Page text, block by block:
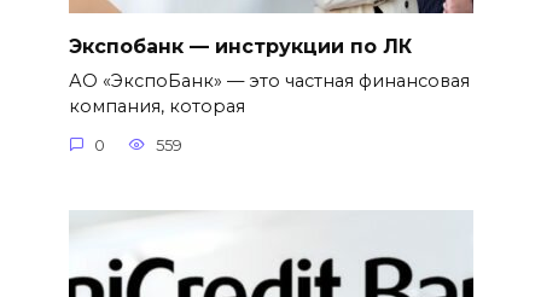
Экспобанк — инструкции по ЛК
АО «ЭкспоБанк» — это частная финансовая
компания, которая
0 559